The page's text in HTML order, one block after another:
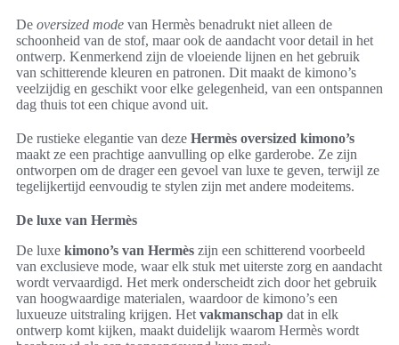
De oversized mode van Hermès benadrukt niet alleen de
schoonheid van de stof, maar ook de aandacht voor detail in het
ontwerp. Kenmerkend zijn de vloeiende lijnen en het gebruik
van schitterende kleuren en patronen. Dit maakt de kimono’s
veelzijdig en geschikt voor elke gelegenheid, van een ontspannen
dag thuis tot een chique avond uit.
De rustieke elegantie van deze Hermès oversized kimono’s
maakt ze een prachtige aanvulling op elke garderobe. Ze zijn
ontworpen om de drager een gevoel van luxe te geven, terwijl ze
tegelijkertijd eenvoudig te stylen zijn met andere modeitems.
De luxe van Hermès
De luxe kimono’s van Hermès zijn een schitterend voorbeeld
van exclusieve mode, waar elk stuk met uiterste zorg en aandacht
wordt vervaardigd. Het merk onderscheidt zich door het gebruik
van hoogwaardige materialen, waardoor de kimono’s een
luxueuze uitstraling krijgen. Het vakmanschap dat in elk
ontwerp komt kijken, maakt duidelijk waarom Hermès wordt